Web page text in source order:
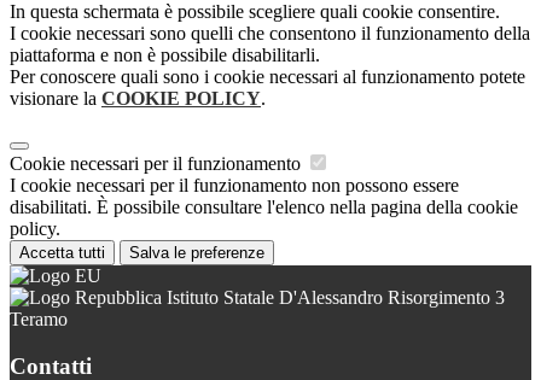
In questa schermata è possibile scegliere quali cookie consentire.
I cookie necessari sono quelli che consentono il funzionamento della
piattaforma e non è possibile disabilitarli.
Per conoscere quali sono i cookie necessari al funzionamento potete
visionare la COOKIE POLICY.
Cookie necessari per il funzionamento
I cookie necessari per il funzionamento non possono essere
disabilitati. È possibile consultare l'elenco nella pagina della cookie
policy.
Accetta tutti Salva le preferenze
Istituto Statale D'Alessandro Risorgimento 3
Teramo
Contatti